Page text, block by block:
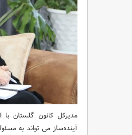
مدیرکل کانون گلستان
آینده‌ساز می تواند به